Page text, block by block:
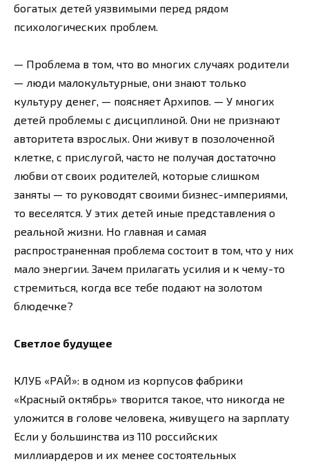
богатых детей уязвимыми перед рядом
психологических проблем.
— Проблема в том, что во многих случаях родители
— люди малокультурные, они знают только
культуру денег, — поясняет Архипов. — У многих
детей проблемы с дисциплиной. Они не признают
авторитета взрослых. Они живут в позолоченной
клетке, с прислугой, часто не получая достаточно
любви от своих родителей, которые слишком
заняты — то руководят своими бизнес-империями,
то веселятся. У этих детей иные представления о
реальной жизни. Но главная и самая
распространенная проблема состоит в том, что у них
мало энергии. Зачем прилагать усилия и к чему-то
стремиться, когда все тебе подают на золотом
блюдечке?
Светлое будущее
КЛУБ «РАЙ»: в одном из корпусов фабрики
«Красный октябрь» творится такое, что никогда не
уложится в голове человека, живущего на зарплату
Если у большинства из 110 российских
миллиардеров и их менее состоятельных